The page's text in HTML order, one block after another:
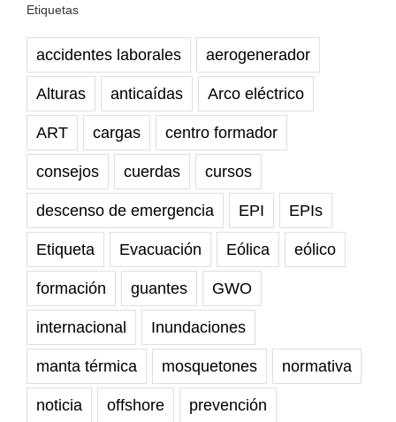
Etiquetas
accidentes laborales aerogenerador
Alturas anticaídas Arco eléctrico
ART cargas centro formador
consejos cuerdas cursos
descenso de emergencia EPI EPIs
Etiqueta Evacuación Eólica eólico
formación guantes GWO
internacional Inundaciones
manta térmica mosquetones normativa
noticia offshore prevención